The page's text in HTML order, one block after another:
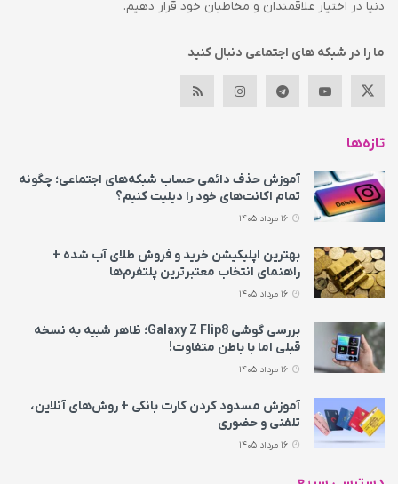
دنیا در اختیار علاقمندان و مخاطبان خود قرار دهیم.
ما را در شبکه های اجتماعی دنبال کنید
تازه‌ها
آموزش حذف دائمی حساب شبکه‌های اجتماعی؛ چگونه
تمام اکانت‌های خود را دیلیت کنیم؟
بهترین اپلیکیشن خرید و فروش طلای آب شده +
راهنمای انتخاب معتبرترین پلتفرم‌ها
بررسی گوشی Galaxy Z Flip8؛ ظاهر شبیه به نسخه
قبلی اما با باطن متفاوت!
آموزش مسدود کردن کارت بانکی + روش‌های آنلاین،
تلفنی و حضوری